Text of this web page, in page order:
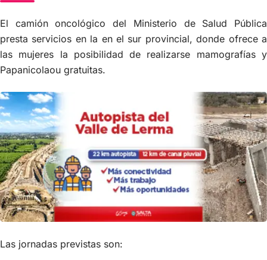
El camión oncológico del Ministerio de Salud Pública
presta servicios en la en el sur provincial, donde ofrece a
las mujeres la posibilidad de realizarse mamografías y
Papanicolaou gratuitas.
Las jornadas previstas son: